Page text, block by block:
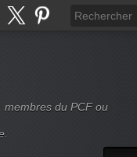
membres du PCF ou